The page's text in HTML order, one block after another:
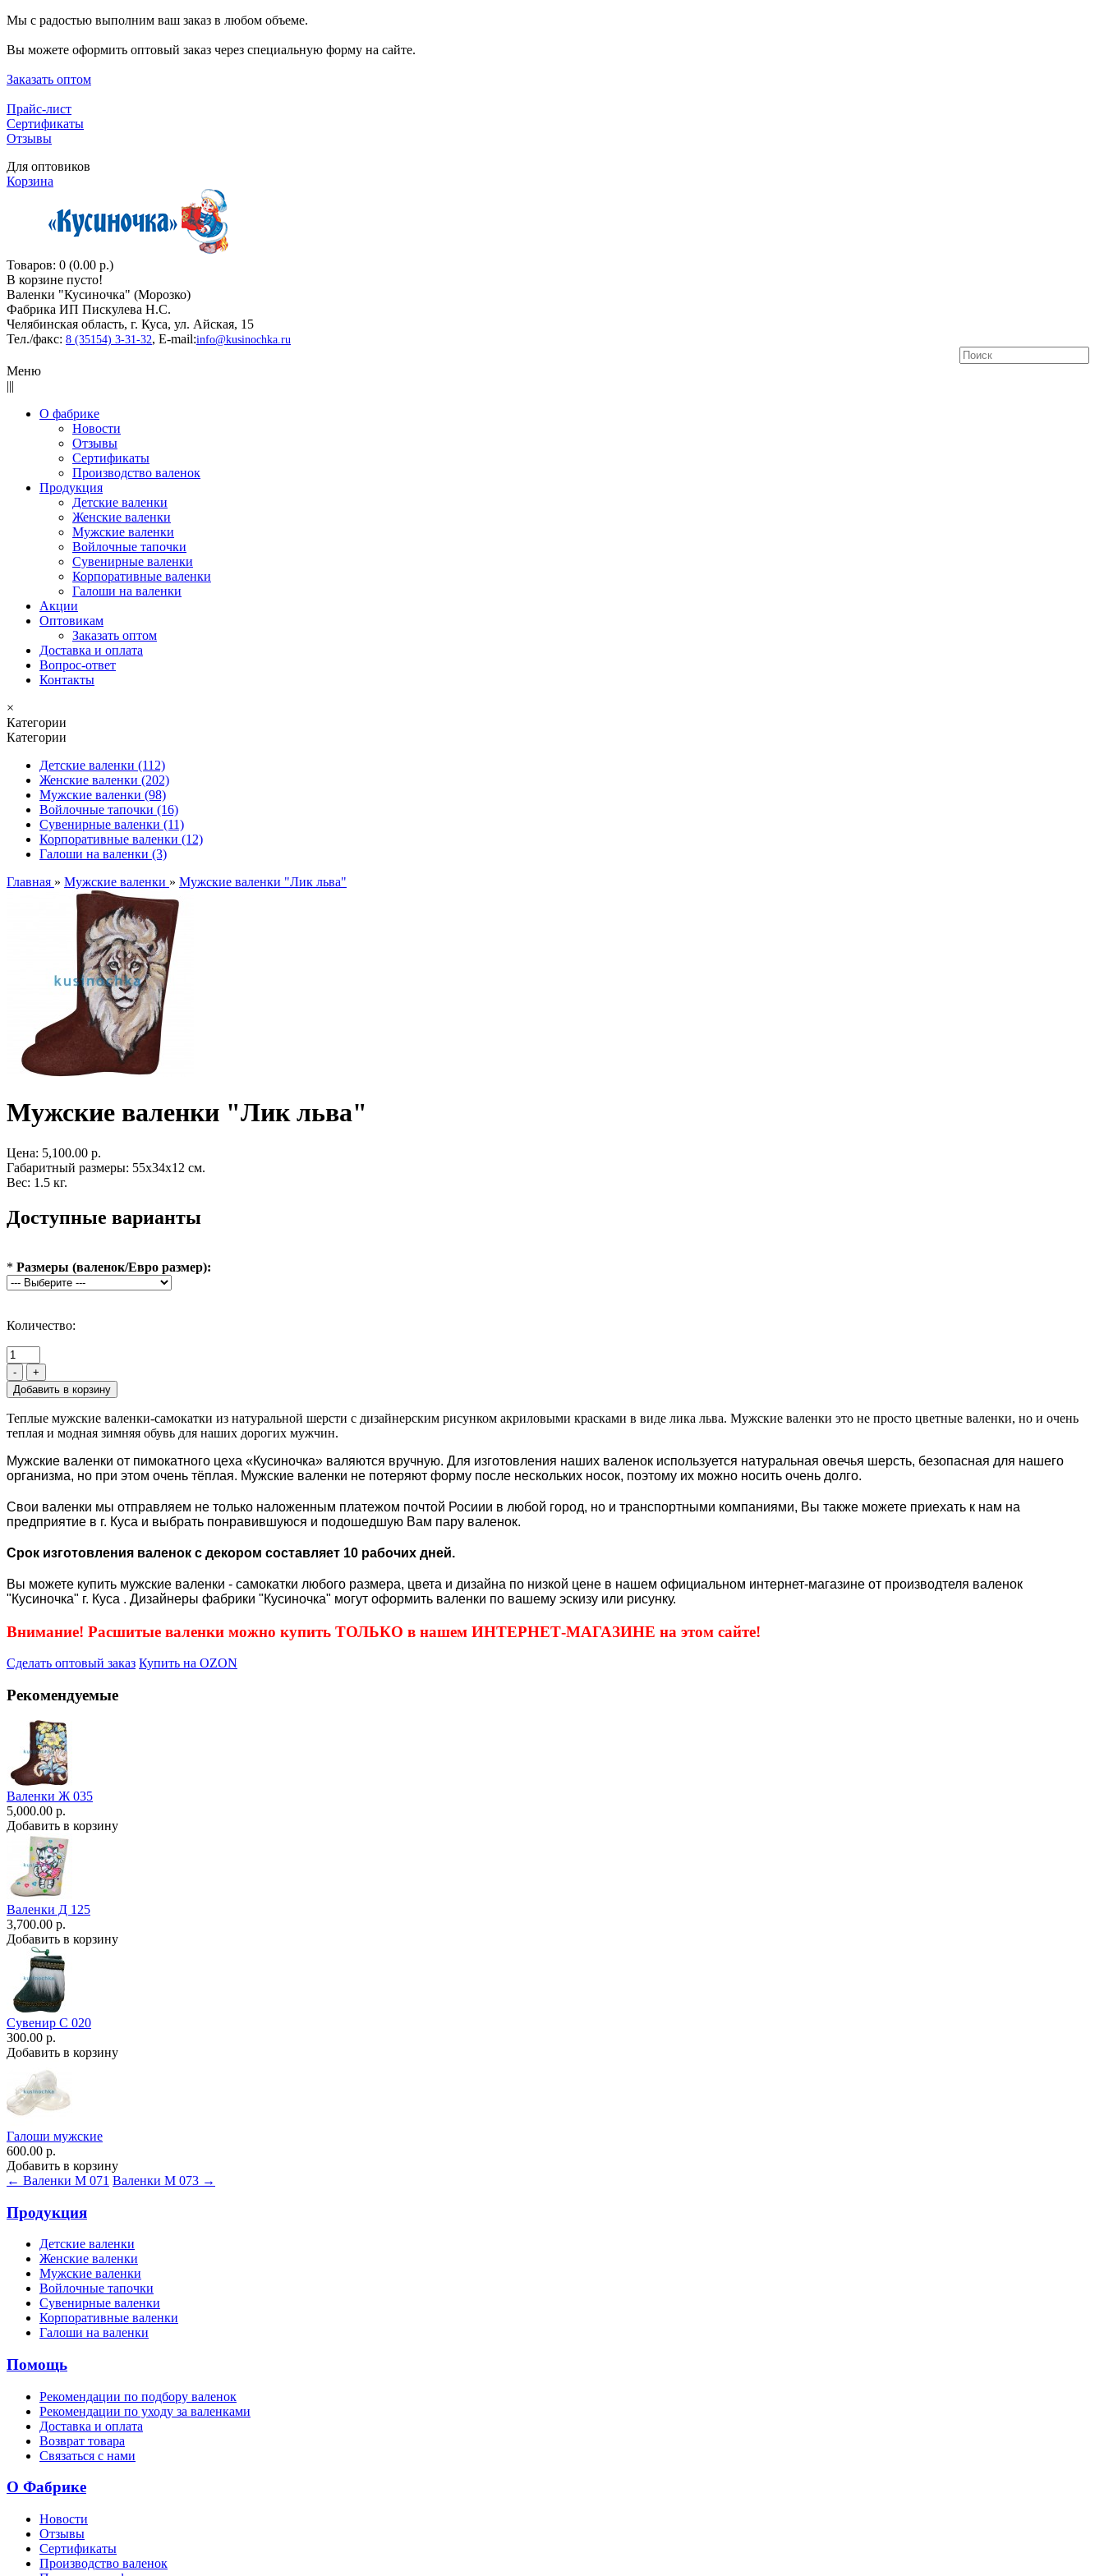
Мы с радостью выполним ваш заказ в любом объеме.
Вы можете оформить оптовый заказ через специальную форму на сайте.
Заказать оптом
Прайс-лист
Сертификаты
Отзывы
Для оптовиков
Корзина
Товаров: 0 (0.00 р.)
В корзине пусто!
Валенки "Кусиночкa" (Морозко)
Фабрика ИП Пискулева Н.С.
Челябинская область, г. Куса, ул. Айская, 15
Тел./факс: 8 (35154) 3-31-32, E-mail:info@kusinochka.ru
Меню
|||
О фабрике
Новости
Отзывы
Сертификаты
Производство валенок
Продукция
Детские валенки
Женские валенки
Мужские валенки
Войлочные тапочки
Сувенирные валенки
Корпоративные валенки
Галоши на валенки
Акции
Оптовикам
Заказать оптом
Доставка и оплата
Вопрос-ответ
Контакты
×
Категории
Категории
Детские валенки (112)
Женские валенки (202)
Мужские валенки (98)
Войлочные тапочки (16)
Сувенирные валенки (11)
Корпоративные валенки (12)
Галоши на валенки (3)
Главная » Мужские валенки » Мужские валенки "Лик льва"
Мужские валенки "Лик льва"
Цена: 5,100.00 р.
Габаритный размеры: 55x34x12 см.
Вес: 1.5 кг.
Доступные варианты
* Размеры (валенок/Евро размер):
Количество:
- +
Теплые мужские валенки-самокатки из натуральной шерсти с дизайнерским рисунком акриловыми красками в виде лика льва. Мужские валенки это не просто цветные валенки, но и очень
теплая и модная зимняя обувь для наших дорогих мужчин.
Мужские валенки от пимокатного цеха «Кусиночка» валяются вручную. Для изготовления наших валенок используется натуральная овечья шерсть, безопасная для нашего
организма, но при этом очень тёплая. Мужские валенки не потеряют форму после нескольких носок, поэтому их можно носить очень долго.
Свои валенки мы отправляем не только наложенным платежом почтой Росиии в любой город, но и транспортными компаниями, Вы также можете приехать к нам на
предприятие в г. Куса и выбрать понравившуюся и подошедшую Вам пару валенок.
Срок изготовления валенок с декором составляет 10 рабочих дней.
Вы можете купить мужские валенки - самокатки любого размера, цвета и дизайна по низкой цене в нашем официальном интернет-магазине от производтеля валенок
"Кусиночка" г. Куса . Дизайнеры фабрики "Кусиночка" могут оформить валенки по вашему эскизу или рисунку.
Внимание! Расшитые валенки можно купить ТОЛЬКО в нашем ИНТЕРНЕТ-МАГАЗИНЕ на этом сайте!
Сделать оптовый заказ Купить на OZON
Рекомендуемые
Валенки Ж 035
5,000.00 р.
Добавить в корзину
Валенки Д 125
3,700.00 р.
Добавить в корзину
Сувенир С 020
300.00 р.
Добавить в корзину
Галоши мужские
600.00 р.
Добавить в корзину
← Валенки М 071 Валенки М 073 →
Продукция
Детские валенки
Женские валенки
Мужские валенки
Войлочные тапочки
Сувенирные валенки
Корпоративные валенки
Галоши на валенки
Помощь
Рекомендации по подбору валенок
Рекомендации по уходу за валенками
Доставка и оплата
Возврат товара
Связаться с нами
О Фабрике
Новости
Отзывы
Сертификаты
Производство валенок